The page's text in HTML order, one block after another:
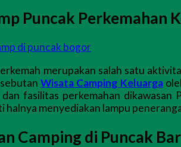
Puncak Perkemahan
merupakan salah satu
sebutanWisata Camping Keluarga
fasilitas perkemahan
halnya menyediakan lampu
Camping di Puncak